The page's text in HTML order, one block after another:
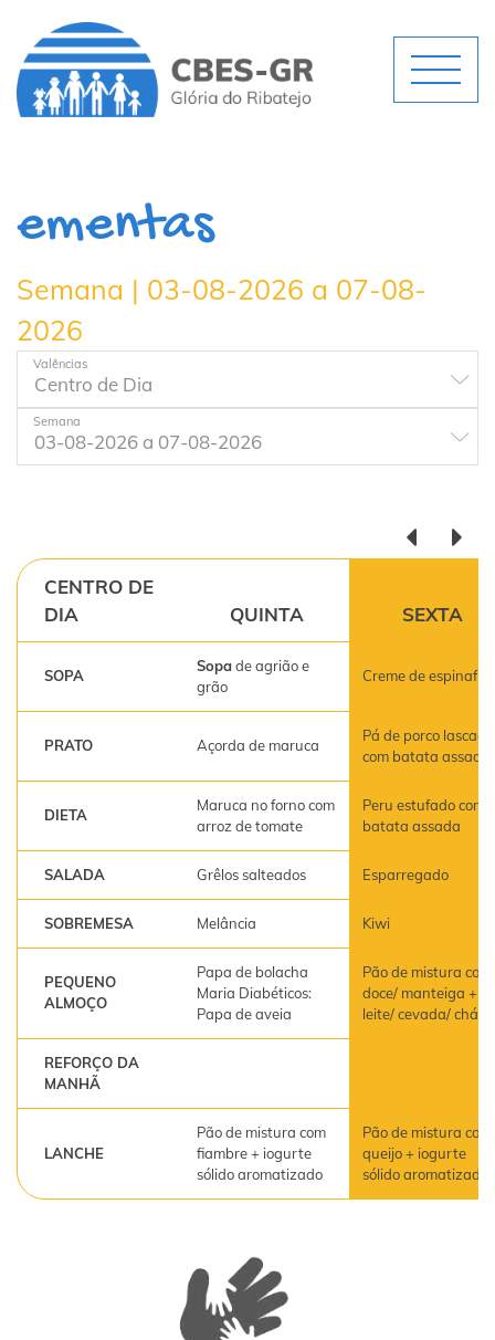
ementas
Semana | 03-08-2026 a 07-08-
2026
Valências
Semana
CENTRO DE
DIA
QUINTA SEXTA
SOPA
Sopade agrião e
grão
Creme de
PRATO Açorda de maruca
Pá de porco lascada
com batata assada
DIETA
Maruca no forno com
arroz de tomate
Peru estufado com
batata assada
SALADA Grêlos salteados Esparregado
SOBREMESA Melância Kiwi
PEQUENO
ALMOÇO
Papa de bolacha
Maria Diabéticos:
Papa de aveia
Pão de mistura com
doce/ manteiga +
leite/ cevada/ chá
REFORÇO DA
MANHÃ
LANCHE
Pão de mistura com
fiambre + iogurte
sólido aromatizado
Pão de mistura com
queijo + iogurte
sólido aromatizado